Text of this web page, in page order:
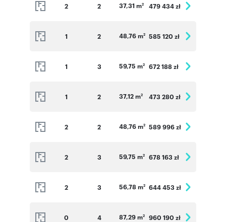
2 2 37,31 m2 479 434 zł
1 2 48,76 m2 585 120 zł
1 3 59,75 m2 672 188 zł
1 2 37,12 m2 473 280 zł
2 2 48,76 m2 589 996 zł
2 3 59,75 m2 678 163 zł
2 3 56,78 m2 644 453 zł
0 4 87,29 m2 960 190 zł